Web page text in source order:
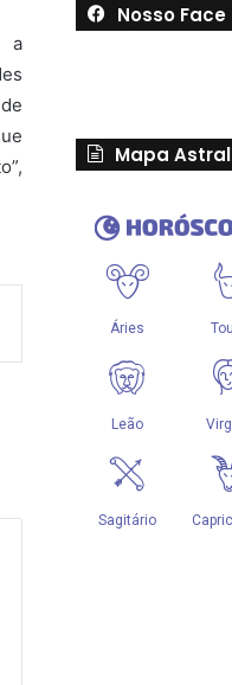
a
Nosso Face
Mapa Astral